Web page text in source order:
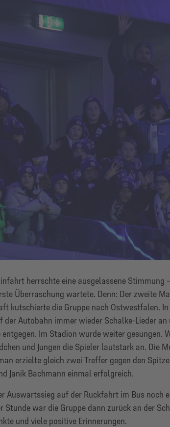
herrschte eine ausgelassene Stimmung
Überraschung wartete. Denn: Der zweite
kutschierte die Gruppe nach Ostwestfalen.
der Autobahn immer wieder Schalke-Lieder
Im Stadion wurde weiter gesungen.
und Jungen die Spieler lautstark an. Die
erzielte gleich zwei Treffer gegen den
Janik Bachmann einmal erfolgreich.
Auswärtssieg auf der Rückfahrt im Bus noch
Stunde war die Gruppe dann zurück an der
und viele positive Erinnerungen.